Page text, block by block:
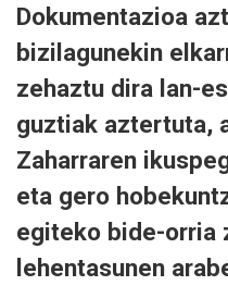
Dokumentazioa
bizilagunekin
zehaztu dira lan-
guztiak aztertuta,
Zaharraren
eta gero
egiteko bide-orria
lehentasunen